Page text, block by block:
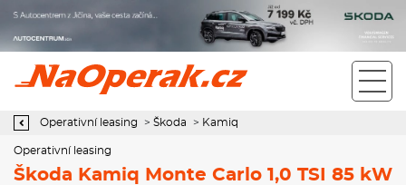
Operativní leasing Škoda Kamiq Monte Carlo 1,0 TSI 85 kW 6-stup.
Operativní leasing > Škoda > Kamiq
Operativní leasing
Škoda Kamiq Monte Carlo 1,0 TSI 85 kW